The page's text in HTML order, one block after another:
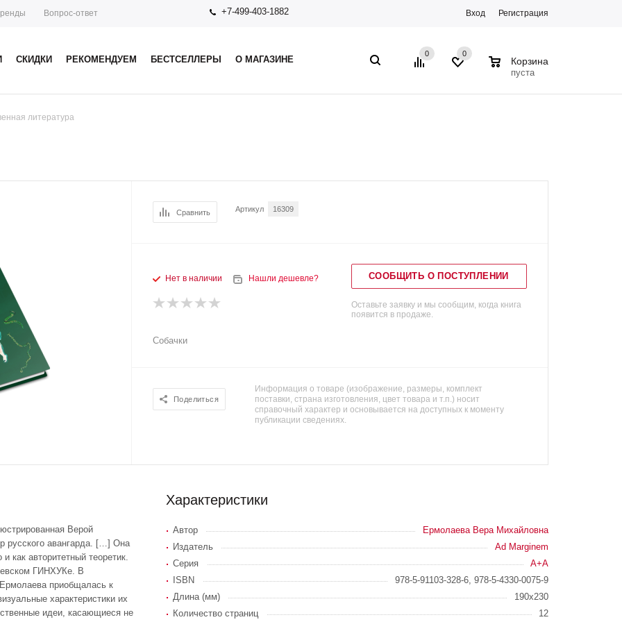
Вопрос-ответ +7-499-403-1882 Вход Регистрация
СКИДКИ РЕКОМЕНДУЕМ БЕСТСЕЛЛЕРЫ О МАГАЗИНЕ
0 0
Корзина
пуста
литература
Сравнить Артикул 16309
Нет в наличии Нашли дешевле? СООБЩИТЬ О ПОСТУПЛЕНИИ
Оставьте заявку и мы сообщим, когда книга
появится в продаже.
Собачки
Поделиться
Информация о товаре (изображение, размеры, комплект
поставки, страна изготовления, цвет товара и т.п.) носит
справочный характер и основывается на доступных к моменту
публикации сведениях.
Верой
русского авангарда. […] Она
как авторитетный теоретик.
ГИНХУКе. В
приобщалась к
характеристики их
идеи, касающиеся не
Характеристики
Автор
Ермолаева Вера Михайловна
Издатель
Ad Marginem
Серия
А+А
ISBN
978-5-91103-328-6, 978-5-4330-0075-9
Длина (мм)
190x230
Количество страниц
12